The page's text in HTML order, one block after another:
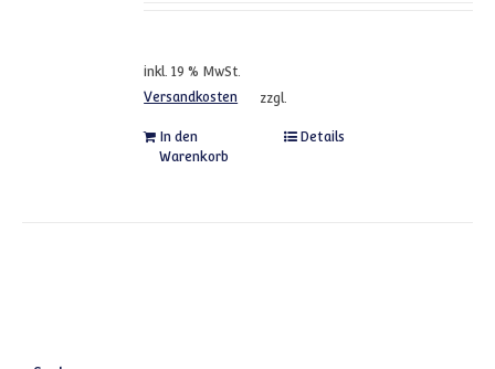
inkl. 19 % MwSt.
zzgl.
Versandkosten
In den
Warenkorb
Details